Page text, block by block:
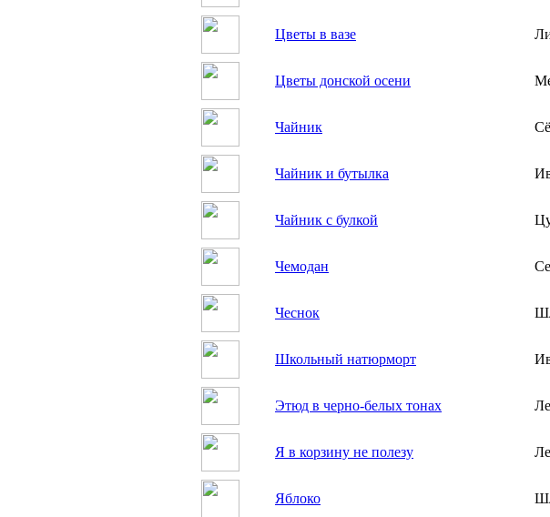
Цветы в вазе
Цветы донской осени
Чайник
Чайник и бутылка
Чайник с булкой
Чемодан
Чеснок
Школьный натюрморт
Этюд в черно-белых тонах
Я в корзину не полезу
Яблоко